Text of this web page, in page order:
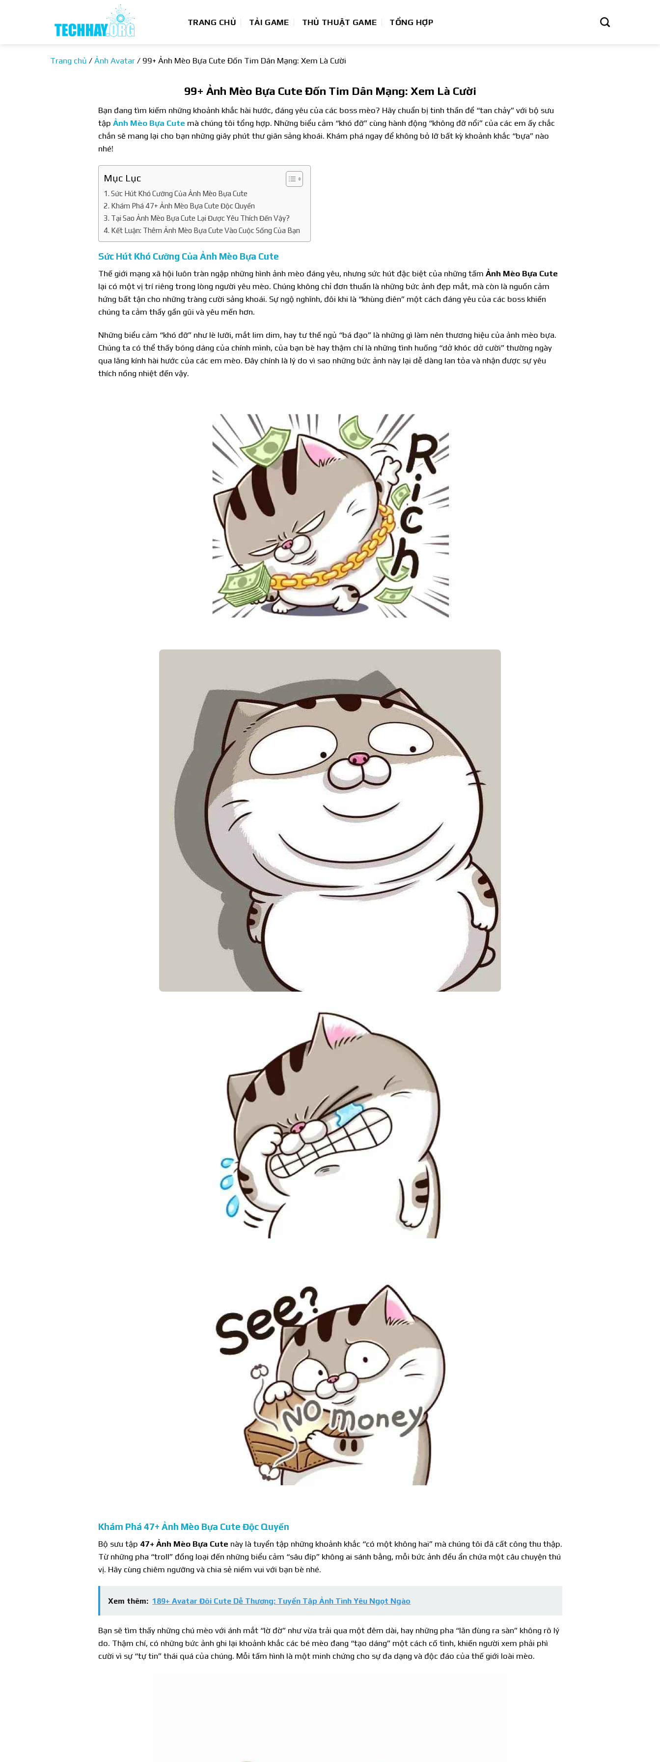
TRANG CHỦ TẢI GAME THỦ THUẬT GAME TỔNG HỢP
Trang chủ / Ảnh Avatar / 99+ Ảnh Mèo Bựa Cute Đốn Tim Dân Mạng: Xem Là Cười
99+ Ảnh Mèo Bựa Cute Đốn Tim Dân Mạng: Xem Là Cười
Bạn đang tìm kiếm những khoảnh khắc hài hước, đáng yêu của các boss mèo? Hãy chuẩn bị tinh thần để “tan chảy” với bộ sưu
tập Ảnh Mèo Bựa Cute mà chúng tôi tổng hợp. Những biểu cảm “khó đỡ” cùng hành động “không đỡ nổi” của các em ấy chắc
chắn sẽ mang lại cho bạn những giây phút thư giãn sảng khoái. Khám phá ngay để không bỏ lỡ bất kỳ khoảnh khắc “bựa” nào
nhé!
Mục Lục
Sức Hút Khó Cưỡng Của Ảnh Mèo Bựa Cute
Khám Phá 47+ Ảnh Mèo Bựa Cute Độc Quyền
Tại Sao Ảnh Mèo Bựa Cute Lại Được Yêu Thích Đến Vậy?
Kết Luận: Thêm Ảnh Mèo Bựa Cute Vào Cuộc Sống Của Bạn
Sức Hút Khó Cưỡng Của Ảnh Mèo Bựa Cute
Thế giới mạng xã hội luôn tràn ngập những hình ảnh mèo đáng yêu, nhưng sức hút đặc biệt của những tấm Ảnh Mèo Bựa Cute
lại có một vị trí riêng trong lòng người yêu mèo. Chúng không chỉ đơn thuần là những bức ảnh đẹp mắt, mà còn là nguồn cảm
hứng bất tận cho những tràng cười sảng khoái. Sự ngộ nghĩnh, đôi khi là “khùng điên” một cách đáng yêu của các boss khiến
chúng ta cảm thấy gần gũi và yêu mến hơn.
Những biểu cảm “khó đỡ” như lè lưỡi, mắt lim dim, hay tư thế ngủ “bá đạo” là những gì làm nên thương hiệu của ảnh mèo bựa.
Chúng ta có thể thấy bóng dáng của chính mình, của bạn bè hay thậm chí là những tình huống “dở khóc dở cười” thường ngày
qua lăng kính hài hước của các em mèo. Đây chính là lý do vì sao những bức ảnh này lại dễ dàng lan tỏa và nhận được sự yêu
thích nồng nhiệt đến vậy.
Khám Phá 47+ Ảnh Mèo Bựa Cute Độc Quyền
Bộ sưu tập 47+ Ảnh Mèo Bựa Cute này là tuyển tập những khoảnh khắc “có một không hai” mà chúng tôi đã cất công thu thập.
Từ những pha “troll” đồng loại đến những biểu cảm “sâu đíp” không ai sánh bằng, mỗi bức ảnh đều ẩn chứa một câu chuyện thú
vị. Hãy cùng chiêm ngưỡng và chia sẻ niềm vui với bạn bè nhé.
Xem thêm: 189+ Avatar Đôi Cute Dễ Thương: Tuyển Tập Ảnh Tình Yêu Ngọt Ngào
Bạn sẽ tìm thấy những chú mèo với ánh mắt “lờ đờ” như vừa trải qua một đêm dài, hay những pha “lăn đùng ra sàn” không rõ lý
do. Thậm chí, có những bức ảnh ghi lại khoảnh khắc các bé mèo đang “tạo dáng” một cách cố tình, khiến người xem phải phì
cười vì sự “tự tin” thái quá của chúng. Mỗi tấm hình là một minh chứng cho sự đa dạng và độc đáo của thế giới loài mèo.